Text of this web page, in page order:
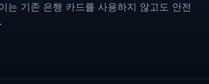
는 기존 은행 카드를 사용하지 않고도 안전